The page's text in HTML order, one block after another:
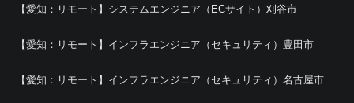
【愛知：リモート】システムエンジニア（ECサイト）刈谷市
【愛知：リモート】インフラエンジニア（セキュリティ）豊田市
【愛知：リモート】インフラエンジニア（セキュリティ）名古屋市